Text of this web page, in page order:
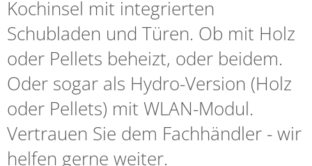
Kochinsel mit integrierten
Schubladen und Türen. Ob mit Holz
oder Pellets beheizt, oder beidem.
Oder sogar als Hydro-Version (Holz
oder Pellets) mit WLAN-Modul.
Vertrauen Sie dem Fachhändler - wir
helfen gerne weiter.